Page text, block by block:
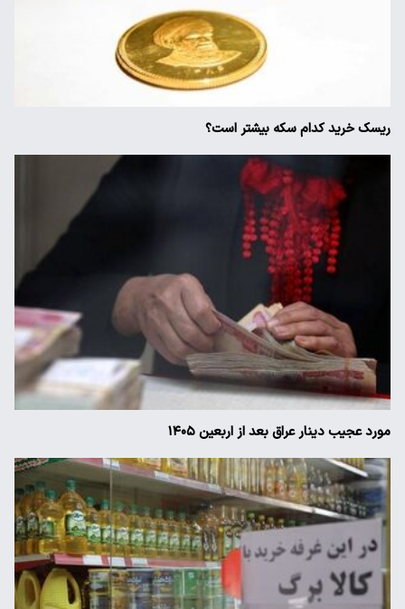
ریسک خرید کدام سکه بیشتر است؟
مورد عجیب دینار عراق بعد از اربعین ۱۴۰۵